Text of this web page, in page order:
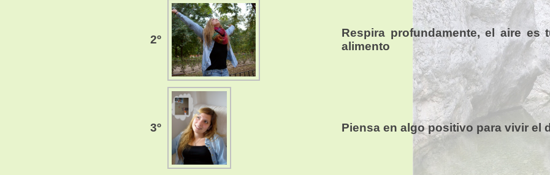
2º
Respira profundamente, el aire es
alimento
3º Piensa en algo positivo para vivir el